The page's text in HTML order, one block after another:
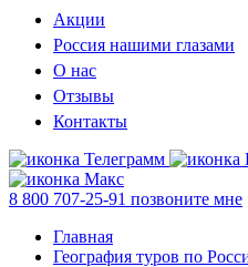
Акции
Россия нашими глазами
О нас
Отзывы
Контакты
8 800 707-25-91 позвоните мне
Главная
География туров по